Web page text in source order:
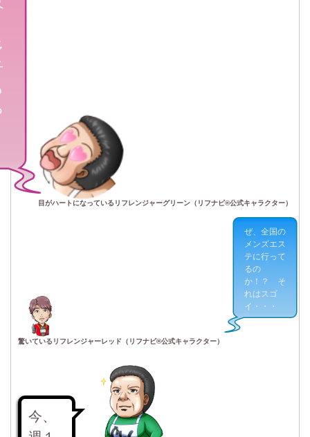
目がハートになっているリフレンジャーグリーン（リフナビ®公式キャラクター）
驚いているリフレンジャーレッド（リフナビ®公式キャラクター）
ぜ、全国の
メンズエス
テに行って
るの
か！？ そ
れはスゴ
イ・・・
今、